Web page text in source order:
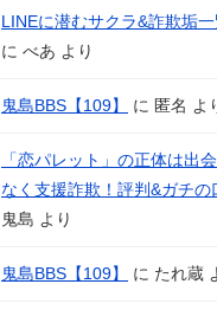
LINEに潜むサクラ&詐欺垢一
に べあ より
鬼島BBS【109】 に 匿名 よ
「恋パレット」の正体は出
なく支援詐欺！評判&ガチの
鬼島 より
鬼島BBS【109】 に たれ蔵